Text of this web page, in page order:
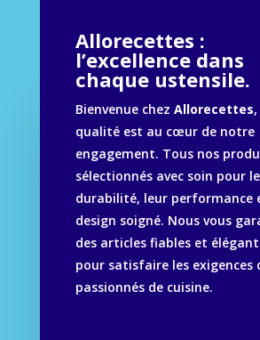
Allorecettes :
l’excellence dans
chaque ustensile.
Bienvenue chez Allorecettes
qualité est au cœur de notre
engagement. Tous nos
sélectionnés avec soin pour
durabilité, leur performance
design soigné. Nous vous
des articles fiables et
pour satisfaire les exigences
passionnés de cuisine.